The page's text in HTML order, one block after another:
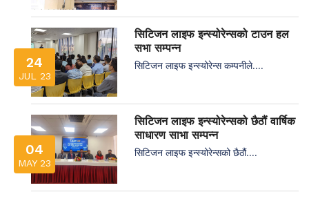
24
JUL 23
सिटिजन लाइफ इन्स्योरेन्सको टाउन हल
सभा सम्पन्न
सिटिजन लाइफ इन्स्योरेन्स कम्पनीले....
04
MAY 23
सिटिजन लाइफ इन्स्योरेन्सको छैठौं वार्षिक
साधारण साभा सम्पन्न
सिटिजन लाइफ इन्स्योरेन्सको छैठौं....